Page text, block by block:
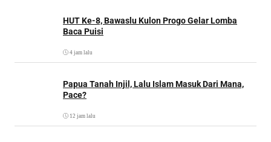
HUT Ke-8, Bawaslu Kulon Progo Gelar Lomba
Baca Puisi
4 jam lalu
Papua Tanah Injil, Lalu Islam Masuk Dari Mana,
Pace?
12 jam lalu